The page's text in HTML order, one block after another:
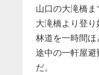
山口の大滝橋
大滝橋より登り
林道を一時間ほ
途中の一軒屋
だ。